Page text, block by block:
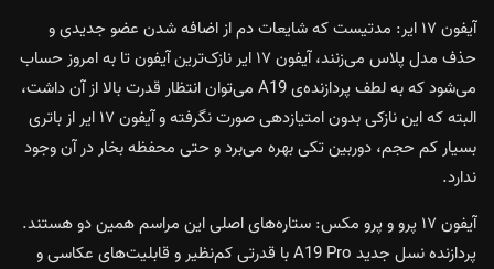
آیفون ۱۷ ایر: مدتیست که شایعات دم از اضافه شدن عضو جدیدی و
حذف مدل پلاس می‌زنند، آیفون ۱۷ ایر نازک‌ترین آیفون تا به امروز حساب
می‌شود که به لطف پردازنده‌ی A19 می‌توان انتظار قدرت بالا از آن داشت،
البته که این نازکی بدون امتیازدهی صورت نگرفته و آیفون ۱۷ ایر از باتری
بسیار کم حجم، دوربین تکی بهره می‌برد و حتی محفظه بخار در آن وجود
ندارد.
آیفون ۱۷ پرو و پرو مکس: ستاره‌های اصلی این مراسم همین دو هستند.
پردازنده نسل جدید A19 Pro با قدرتی کم‌نظیر و قابلیت‌های عکاسی و